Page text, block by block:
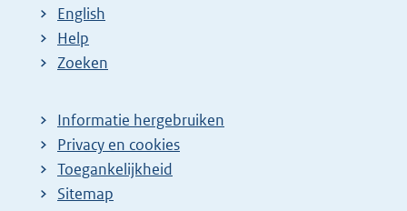
English
Help
Zoeken
Informatie hergebruiken
Privacy en cookies
Toegankelijkheid
Sitemap